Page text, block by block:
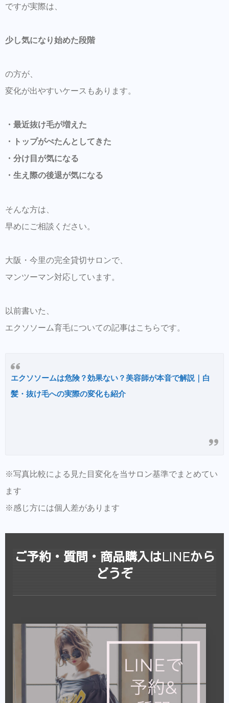
ですが実際は、
少し気になり始めた段階
の方が、
変化が出やすいケースもあります。
・最近抜け毛が増えた
・トップがぺたんとしてきた
・分け目が気になる
・生え際の後退が気になる
そんな方は、
早めにご相談ください。
大阪・今里の完全貸切サロンで、
マンツーマン対応しています。
以前書いた、
エクソソーム育毛についての記事はこちらです。
エクソソームは危険？効果ない？美容師が本音で解説｜白
髪・抜け毛への実際の変化も紹介
※写真比較による見た目変化を当サロン基準でまとめてい
ます
※感じ方には個人差があります
ご予約・質問・商品購入はLINEから
どうぞ